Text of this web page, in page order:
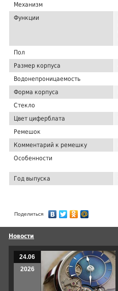
Механизм
Функции
Пол
Размер корпуса
Водонепроницаемость
Форма корпуса
Стекло
Цвет циферблата
Ремешок
Комментарий к ремешку
Особенности
Год выпуска
Поделиться
Новости
24.06
2026